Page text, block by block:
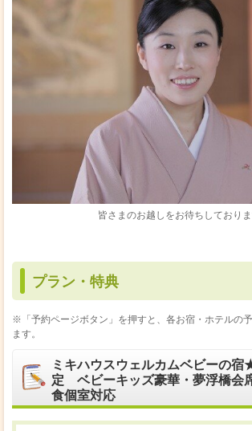
皆さまのお越しをお待ちしており
プラン・特典
※「予約ページボタン」を押すと、各お宿・ホテルの
ます。
ミキハウスウェルカムベビーの
定 ベビーキッズ豪華・夢浮橋会
食個室対応